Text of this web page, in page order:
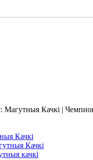
Магутныя Качкі |
Качкі
Качкі
качкі